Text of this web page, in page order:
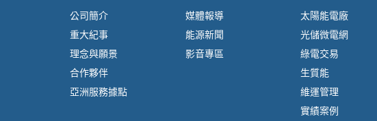
公司簡介
重大紀事
理念與願景
合作夥伴
亞洲服務據點
媒體報導
能源新聞
影音專區
太陽能電廠
光儲微電網
綠電交易
生質能
維運管理
實績案例